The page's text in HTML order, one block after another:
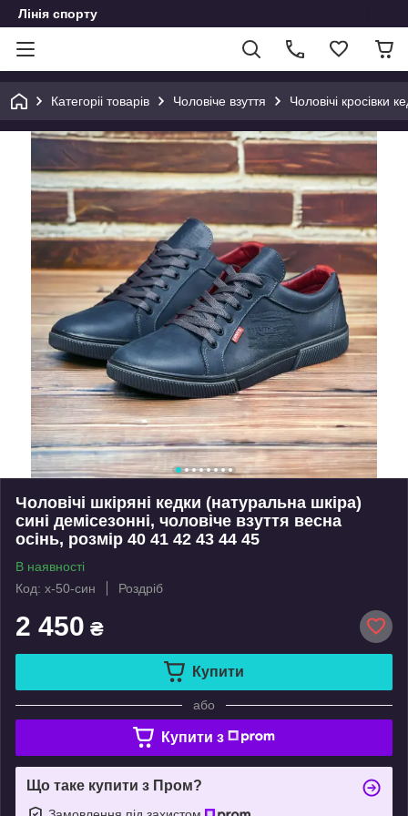
Лінія спорту
Категоріі товарів Чоловіче взуття Чоловічі кросівки
Чоловічі шкіряні кедки (натуральна шкіра)
сині демісезонні, чоловіче взуття весна
осінь, розмір 40 41 42 43 44 45
В наявності
Код: х-50-син
Роздріб
2 450 ₴
Купити
або
Купити з
Що таке купити з Пром?